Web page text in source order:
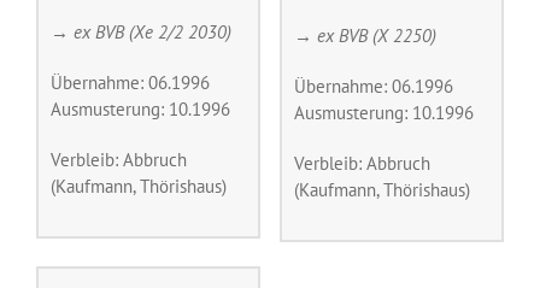
→ ex BVB (Xe 2/2 2030)
Übernahme: 06.1996
Ausmusterung: 10.1996
Verbleib: Abbruch
(Kaufmann, Thörishaus)
→ ex BVB (X 2250)
Übernahme: 06.1996
Ausmusterung: 10.1996
Verbleib: Abbruch
(Kaufmann, Thörishaus)